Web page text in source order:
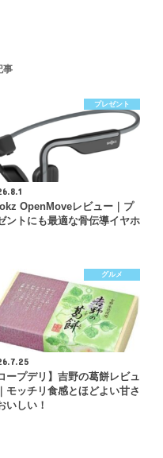
事
プレゼント
OpenMoveレビュー｜プ
ントにも最適な骨伝導イヤホ
グルメ
ープデリ】吉野の葛餅レビュ
モッチリ食感とほどよい甘さ
いしい！